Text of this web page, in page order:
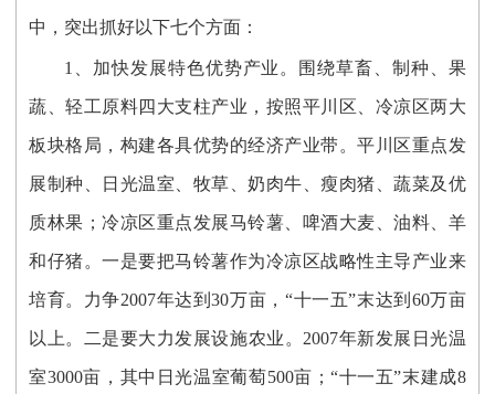
中，突出抓好以下七个方面：
1、加快发展特色优势产业。围绕草畜、制种、果
蔬、轻工原料四大支柱产业，按照平川区、冷凉区两大
板块格局，构建各具优势的经济产业带。平川区重点发
展制种、日光温室、牧草、奶肉牛、瘦肉猪、蔬菜及优
质林果；冷凉区重点发展马铃薯、啤酒大麦、油料、羊
和仔猪。一是要把马铃薯作为冷凉区战略性主导产业来
培育。力争2007年达到30万亩，“十一五”末达到60万亩
以上。二是要大力发展设施农业。2007年新发展日光温
室3000亩，其中日光温室葡萄500亩；“十一五”末建成8